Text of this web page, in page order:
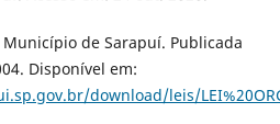
Município de Sarapuí. Publicada
Disponível em:
download/leis/